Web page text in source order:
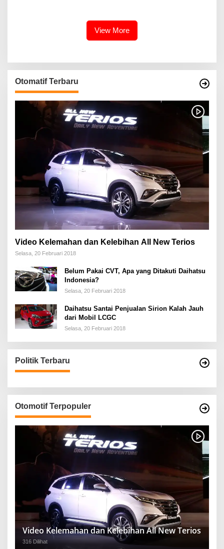
View More
Otomatif Terbaru
Video Kelemahan dan Kelebihan All New Terios
Selasa, 20 Februari 2018
Belum Pakai CVT, Apa yang Ditakuti Daihatsu
Indonesia?
Selasa, 20 Februari 2018
Daihatsu Santai Penjualan Sirion Kalah Jauh
dari Mobil LCGC
Selasa, 20 Februari 2018
Politik Terbaru
Otomotif Terpopuler
Video Kelemahan dan Kelebihan All New Terios
316 Dilihat